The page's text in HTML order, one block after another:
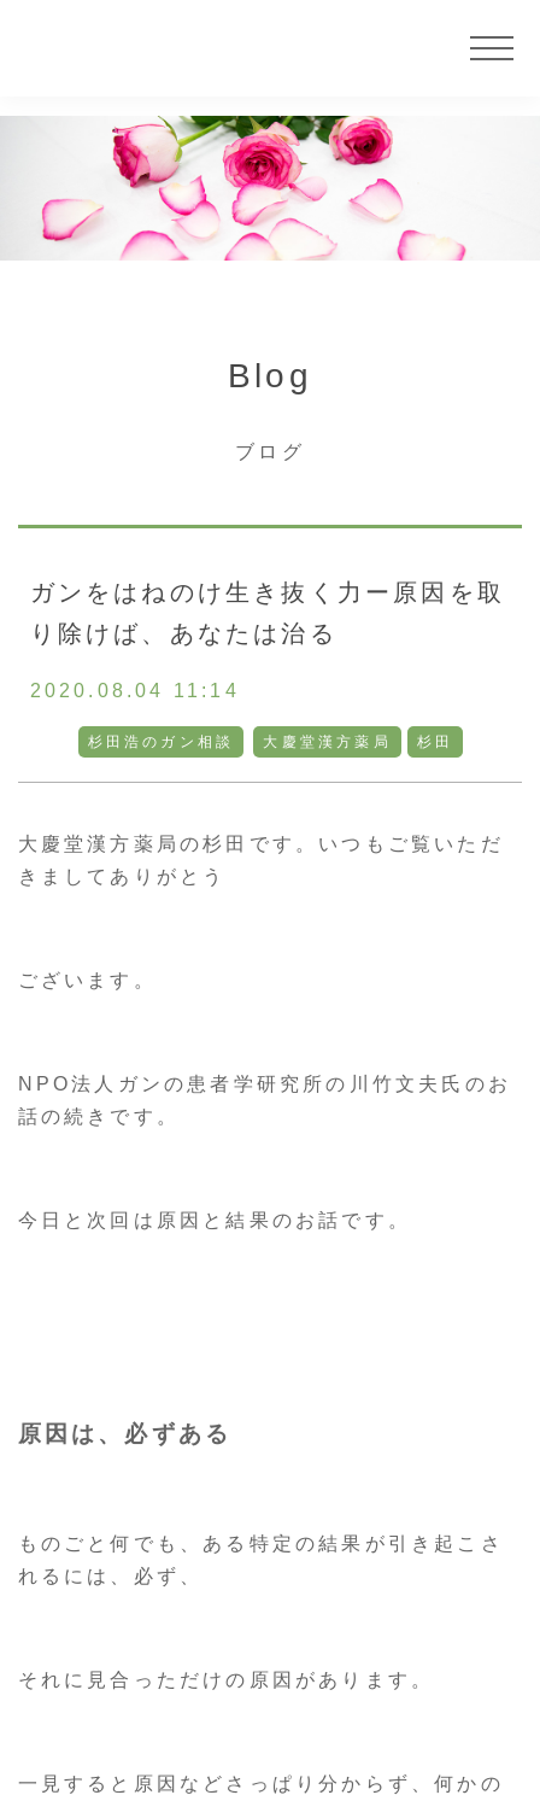
ニュース
サービス
店舗案内
採用情報
通販
Blog
ブログ
ガンをはねのけ生き抜く力ー原因を取
り除けば、あなたは治る
2020.08.04 11:14
杉田浩のガン相談 大慶堂漢方薬局 杉田
大慶堂漢方薬局の杉田です。いつもご覧いただ
きましてありがとう
ございます。
NPO法人ガンの患者学研究所の川竹文夫氏のお
話の続きです。
今日と次回は原因と結果のお話です。
原因は、必ずある
ものごと何でも、ある特定の結果が引き起こさ
れるには、必ず、
それに見合っただけの原因があります。
一見すると原因などさっぱり分からず、何かの